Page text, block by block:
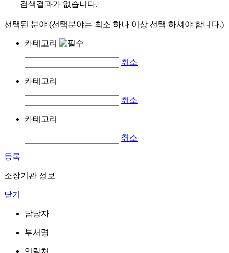
검색결과가 없습니다.
선택된 분야 (선택분야는 최소 하나 이상 선택 하셔야 합니다.)
카테고리
취소
카테고리
취소
카테고리
취소
등록
소장기관 정보
닫기
담당자
부서명
연락처